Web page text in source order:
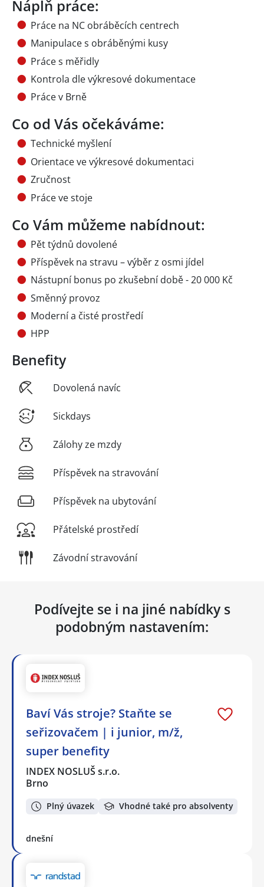
Náplň práce:
Práce na NC obráběcích centrech
Manipulace s obráběnými kusy
Práce s měřidly
Kontrola dle výkresové dokumentace
Práce v Brně
Co od Vás očekáváme:
Technické myšlení
Orientace ve výkresové dokumentaci
Zručnost
Práce ve stoje
Co Vám můžeme nabídnout:
Pět týdnů dovolené
Příspěvek na stravu – výběr z osmi jídel
Nástupní bonus po zkušební době - 20 000 Kč
Směnný provoz
Moderní a čisté prostředí
HPP
Benefity
Dovolená navíc
Sickdays
Zálohy ze mzdy
Příspěvek na stravování
Příspěvek na ubytování
Přátelské prostředí
Závodní stravování
Podívejte se i na jiné nabídky s
podobným nastavením:
Baví Vás stroje? Staňte se
seřizovačem | i junior, m/ž,
super benefity
INDEX NOSLUŠ s.r.o.
Brno
Plný úvazek Vhodné také pro absolventy
dnešní